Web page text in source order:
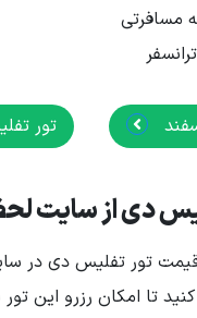
مسافرتی
تور
دی از سایت
تور تفلیس دی در
تا امکان رزرو این